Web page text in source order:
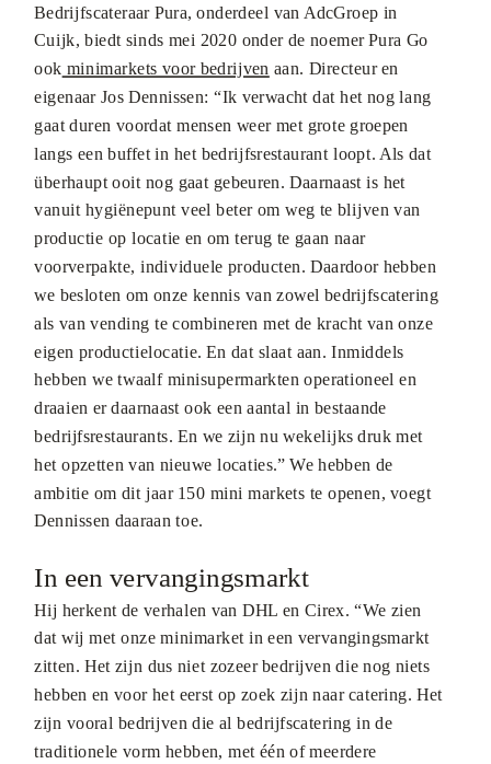
Bedrijfscateraar Pura, onderdeel van AdcGroep in
Cuijk, biedt sinds mei 2020 onder de noemer Pura Go
ook minimarkets voor bedrijven aan. Directeur en
eigenaar Jos Dennissen: “Ik verwacht dat het nog lang
gaat duren voordat mensen weer met grote groepen
langs een buffet in het bedrijfsrestaurant loopt. Als dat
überhaupt ooit nog gaat gebeuren. Daarnaast is het
vanuit hygiënepunt veel beter om weg te blijven van
productie op locatie en om terug te gaan naar
voorverpakte, individuele producten. Daardoor hebben
we besloten om onze kennis van zowel bedrijfscatering
als van vending te combineren met de kracht van onze
eigen productielocatie. En dat slaat aan. Inmiddels
hebben we twaalf minisupermarkten operationeel en
draaien er daarnaast ook een aantal in bestaande
bedrijfsrestaurants. En we zijn nu wekelijks druk met
het opzetten van nieuwe locaties.” We hebben de
ambitie om dit jaar 150 mini markets te openen, voegt
Dennissen daaraan toe.
In een vervangingsmarkt
Hij herkent de verhalen van DHL en Cirex. “We zien
dat wij met onze minimarket in een vervangingsmarkt
zitten. Het zijn dus niet zozeer bedrijven die nog niets
hebben en voor het eerst op zoek zijn naar catering. Het
zijn vooral bedrijven die al bedrijfscatering in de
traditionele vorm hebben, met één of meerdere